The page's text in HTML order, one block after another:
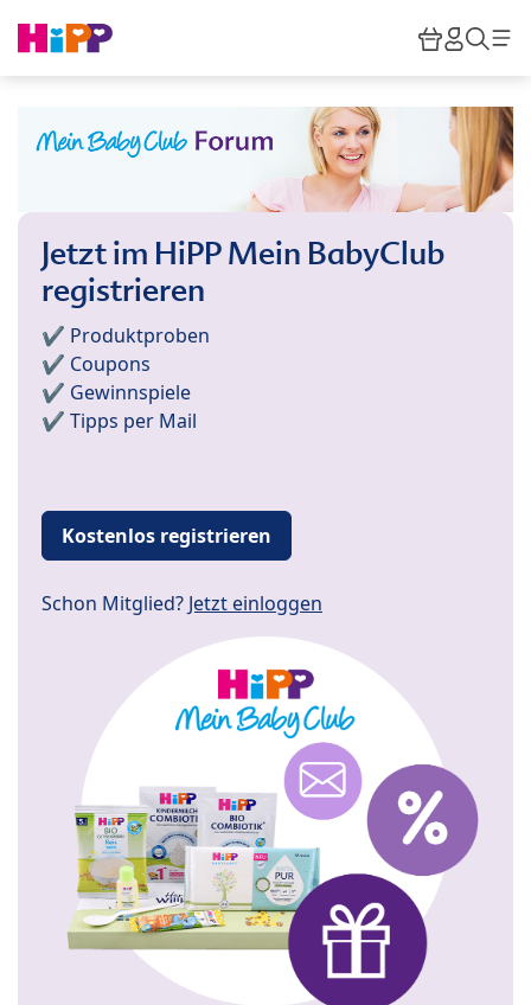
HiPP
Jetzt im HiPP Mein BabyClub
registrieren
✔️ Produktproben
✔️ Coupons
✔️ Gewinnspiele
✔️ Tipps per Mail
Kostenlos registrieren
Schon Mitglied? Jetzt einloggen